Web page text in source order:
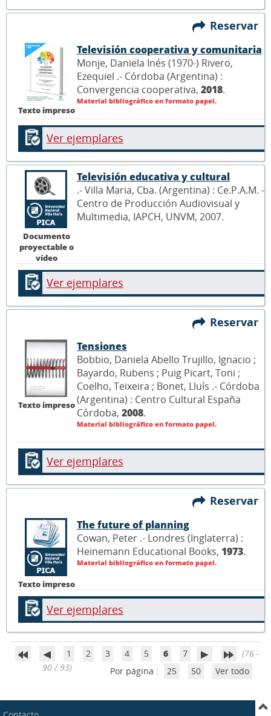
Reservar
Texto impreso
Televisión cooperativa y comunitaria
Monje, Daniela Inés (1970-) Rivero,
Ezequiel .- Córdoba (Argentina) :
Convergencia cooperativa, 2018.
Material bibliográfico en formato papel.
Ver ejemplares
Documento
proyectable o
vídeo
Televisión educativa y cultural
.- Villa Maria, Cba. (Argentina) : Ce.P.A.M. -
Centro de Producción Audiovisual y
Multimedia, IAPCH, UNVM, 2007.
Ver ejemplares
Reservar
Texto impreso
Tensiones
Bobbio, Daniela Abello Trujillo, Ignacio ;
Bayardo, Rubens ; Puig Picart, Toni ;
Coelho, Teixeira ; Bonet, Lluís .- Córdoba
(Argentina) : Centro Cultural España
Córdoba, 2008.
Material bibliográfico en formato papel.
Ver ejemplares
Reservar
Texto impreso
The future of planning
Cowan, Peter .- Londres (Inglaterra) :
Heinemann Educational Books, 1973.
Material bibliográfico en formato papel.
Ver ejemplares
1 2 3 4 5 6 7
(76 -
90 / 93)
Por página : 25 50 Ver todo